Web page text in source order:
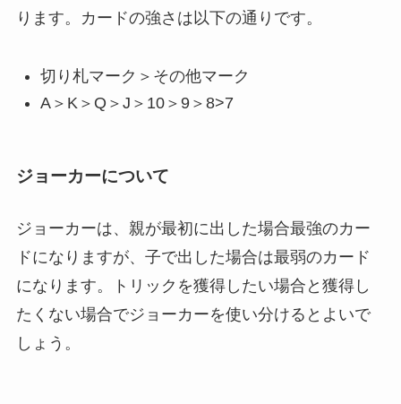
ります。カードの強さは以下の通りです。
切り札マーク＞その他マーク
A＞K＞Q＞J＞10＞9＞8>7
ジョーカーについて
ジョーカーは、親が最初に出した場合最強のカー
ドになりますが、子で出した場合は最弱のカード
になります。トリックを獲得したい場合と獲得し
たくない場合でジョーカーを使い分けるとよいで
しょう。